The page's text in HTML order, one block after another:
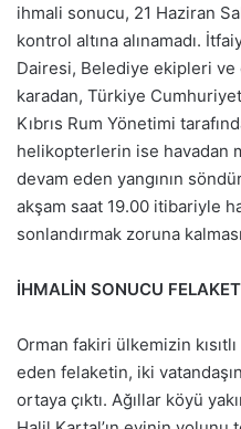
ihmali sonucu, 21 Haziran
kontrol altına alınamadı.
Dairesi, Belediye ekipleri ve
karadan, Türkiye
Kıbrıs Rum Yönetimi
helikopterlerin ise havadan
devam eden yangının
akşam saat 19.00 itibariyle
sonlandırmak zoruna
İHMALİN SONUCU
Orman fakiri ülkemizin
eden felaketin, iki
ortaya çıktı. Ağıllar köyü